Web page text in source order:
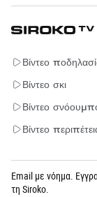
Βίντεο
Βίντεο σκι
Βίντεο
Βίντεο
Email με νόημα.
τη Siroko.